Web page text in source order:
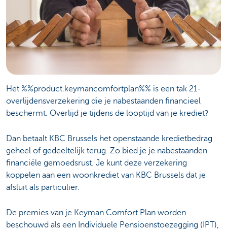
Het %%product.keymancomfortplan%% is een tak 21-
overlijdensverzekering die je nabestaanden financieel
beschermt. Overlijd je tijdens de looptijd van je krediet?
Dan betaalt KBC Brussels het openstaande kredietbedrag
geheel of gedeeltelijk terug. Zo bied je je nabestaanden
financiële gemoedsrust. Je kunt deze verzekering
koppelen aan een woonkrediet van KBC Brussels dat je
afsluit als particulier.
De premies van je Keyman Comfort Plan worden
beschouwd als een Individuele Pensioenstoezegging (IPT),